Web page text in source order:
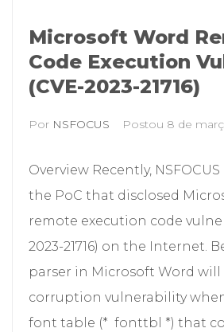
Microsoft Word
Code Execution
(CVE-2023-21716)
Por NSFOCUS Postou 8 de
Overview Recently,
the PoC that disclosed
remote execution code
2023-21716) on the Internet.
parser in Microsoft Word
corruption vulnerability
font table (* fonttbl *) that